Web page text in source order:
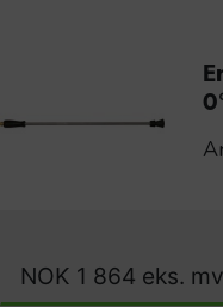
NOK 1 864 eks.